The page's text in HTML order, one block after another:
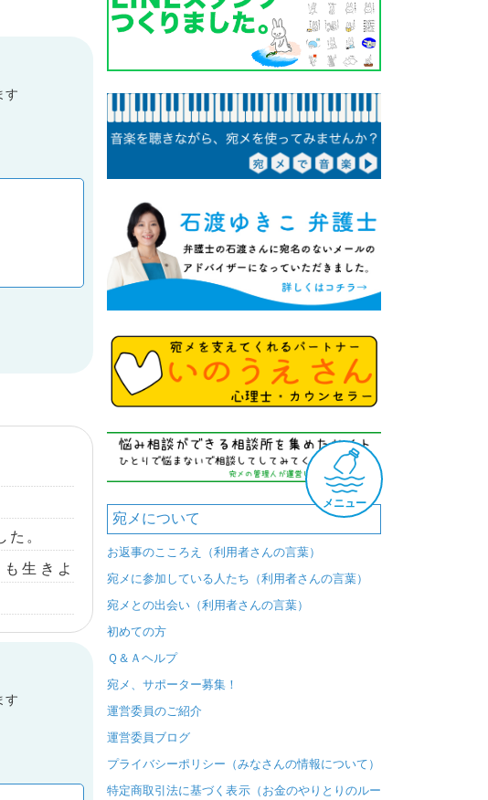
メニュー
す
。
生きよ
す
宛メについて
お返事のこころえ（利用者さんの言葉）
宛メに参加している人たち（利用者さんの言葉）
宛メとの出会い（利用者さんの言葉）
初めての方
Ｑ＆Ａヘルプ
宛メ、サポーター募集！
運営委員のご紹介
運営委員ブログ
プライバシーポリシー（みなさんの情報について）
特定商取引法に基づく表示（お金のやりとりのルー